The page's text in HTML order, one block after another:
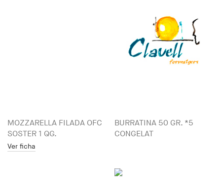
MOZZARELLA FILADA OFC
SOSTER 1 QG.
Ver ficha
BURRATINA 50 GR. *5
CONGELAT